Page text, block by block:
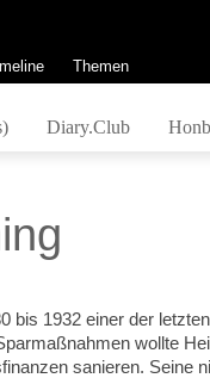
Themen
Diary.Club
bis 1932 einer der
wollte
sanieren. Seine